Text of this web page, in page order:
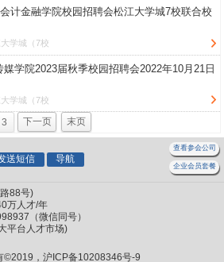
计金融学院校园招聘会松江大学城7校联合校
学城（7校
媒学院2023届秋季校园招聘会2022年10月21日
学城（7校
3 下一页 末页
送短信 导航
查看参会公司
企业会员套餐
88号)
万人才/年
（微信同号）
平台人才市场)
©2019，沪ICP备10208346号-9